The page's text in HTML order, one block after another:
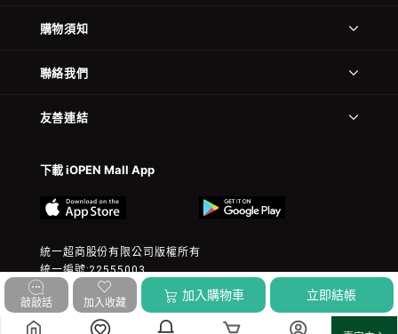
敲敲話 加入收藏
加入購物車 立即結帳
購物須知
聯絡我們
友善連結
下載 iOPEN Mall App
統一超商股份有限公司版權所有
統一編號:22555003
© 2023 President Chain Store Corp. All rights reserved.